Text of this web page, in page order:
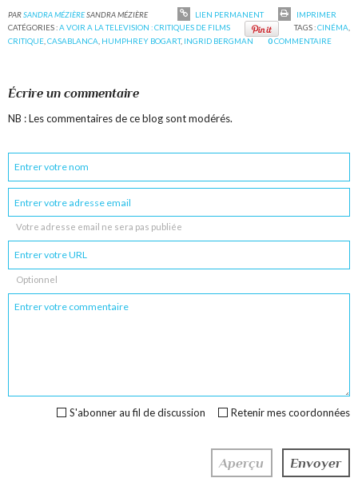
PARSANDRA MÉZIÈRESANDRA MÉZIÈRE LIEN PERMANENT
IMPRIMER
CATÉGORIES :A VOIR A LA TELEVISION : CRITIQUES DE FILMS TAGS :CINÉMA,
CRITIQUE ,CASABLANCA HUMPHREY BOGART, INGRID BERGMAN 0COMMENTAIRE
Écrire un commentaire
NB : Les commentaires de ce blog sont modérés.
Votre adresse email ne sera pas publiée
Optionnel
Retenir mes coordonnées
S'abonner au fil de discussion